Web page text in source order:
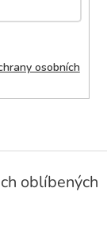
osobních
oblíbených